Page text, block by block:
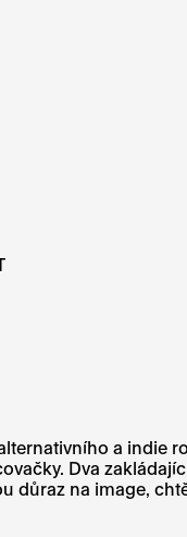
a
Dva
důraz na image,